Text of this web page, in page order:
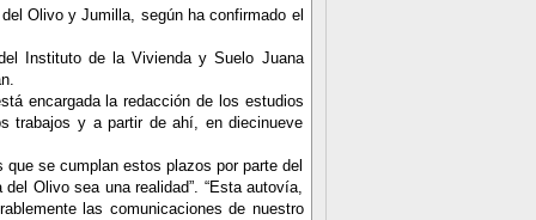
Olivo y Jumilla, según ha confirmado el
Instituto de la Vivienda y Suelo Juana
encargada la redacción de los estudios
trabajos y a partir de ahí, en diecinueve
se cumplan estos plazos por parte del
Olivo sea una realidad”. “Esta autovía,
las comunicaciones de nuestro